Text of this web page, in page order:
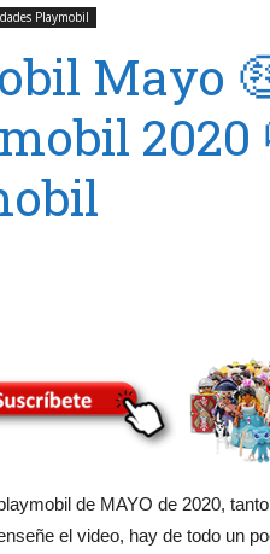
Playmobil
Mayo
2020
de MAYO de 2020,
el video, hay de todo un